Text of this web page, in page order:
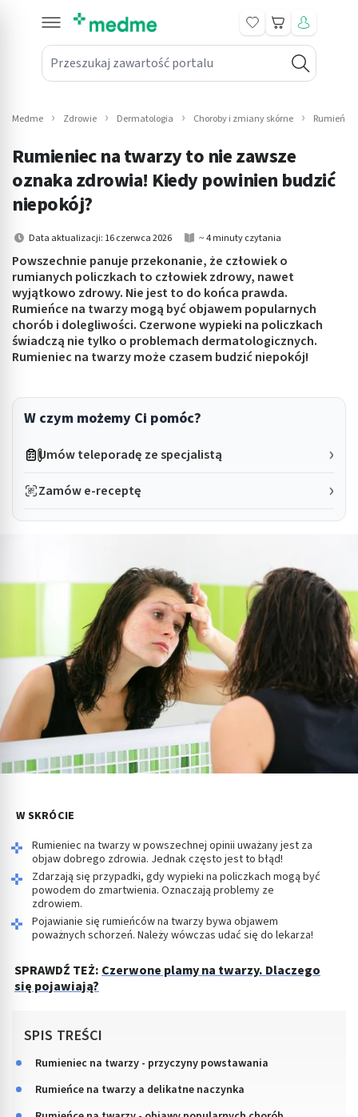
Przeszukaj zawartość portalu
Koszyk
submenu: Leki na receptę
submenu: Mama i dziecko
submenu: Kosmetyki
submenu: Higiena
submenu: Sprzęt medyczny
submenu: Intymne
submenu: Wellness
Medme Zdrowie Dermatologia Choroby i zmiany skórne
Rumieniec na twarzy to nie zawsze
oznaka zdrowia! Kiedy powinien budzić
niepokój?
Data aktualizacji: 16 czerwca 2026 ~ 4 minuty czytania
Powszechnie panuje przekonanie, że człowiek o
rumianych policzkach to człowiek zdrowy, nawet
wyjątkowo zdrowy. Nie jest to do końca prawda.
Rumieńce na twarzy mogą być objawem popularnych
chorób i dolegliwości. Czerwone wypieki na policzkach
świadczą nie tylko o problemach dermatologicznych.
Rumieniec na twarzy może czasem budzić niepokój!
W czym możemy Ci pomóc?
Umów teleporadę ze specjalistą
Zamów e-receptę
W SKRÓCIE
Rumieniec na twarzy w powszechnej opinii uważany jest za
objaw dobrego zdrowia. Jednak często jest to błąd!
Zdarzają się przypadki, gdy wypieki na policzkach mogą być
powodem do zmartwienia. Oznaczają problemy ze
zdrowiem.
Pojawianie się rumieńców na twarzy bywa objawem
poważnych schorzeń. Należy wówczas udać się do lekarza!
SPRAWDŹ TEŻ: Czerwone plamy na twarzy. Dlaczego
się pojawiają?
SPIS TREŚCI
Rumieniec na twarzy - przyczyny powstawania
Rumieńce na twarzy a delikatne naczynka